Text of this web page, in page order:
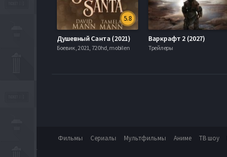
5.8
Душевный Санта (2021)
Боевик , 2021, 720hd, mobilen
Варкрафт 2 (2027)
Трейлеры
Фильмы Сериалы Мультфильмы Аниме ТВ шоу